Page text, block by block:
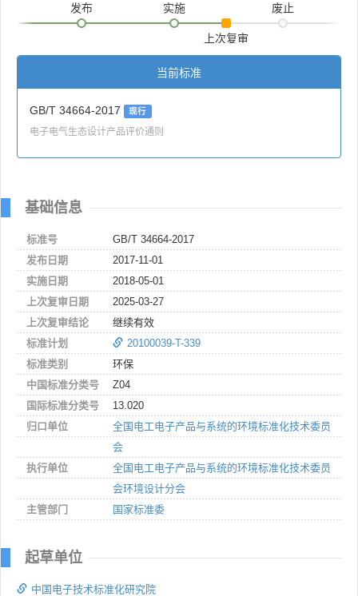
发布 实施
上次复审
废止
当前标准
GB/T 34664-2017 现行
电子电气生态设计产品评价通则
基础信息
标准号
GB/T 34664-2017
发布日期
2017-11-01
实施日期
2018-05-01
上次复审日期
2025-03-27
上次复审结论
继续有效
标准计划
20100039-T-339
标准类别
环保
中国标准分类号
Z04
国际标准分类号
13.020
归口单位
全国电工电子产品与系统的环境标准化技术委员
会
执行单位
全国电工电子产品与系统的环境标准化技术委员
会环境设计分会
主管部门
国家标准委
起草单位
中国电子技术标准化研究院